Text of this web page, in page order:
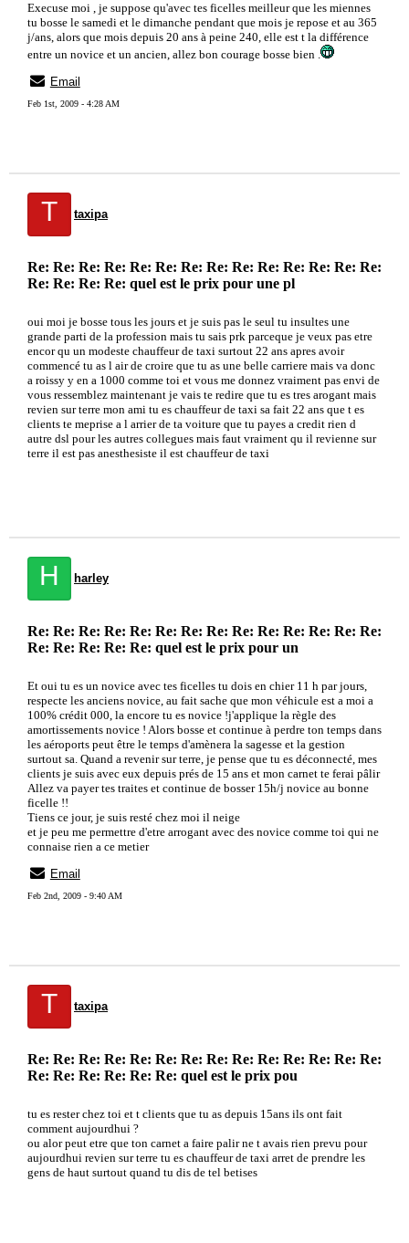
Execuse moi , je suppose qu'avec tes ficelles meilleur que les miennes
tu bosse le samedi et le dimanche pendant que mois je repose et au 365
j/ans, alors que mois depuis 20 ans à peine 240, elle est t la différence
entre un novice et un ancien, allez bon courage bosse bien .
Email
Feb 1st, 2009 - 4:28 AM
T taxipa
Re: Re: Re: Re: Re: Re: Re: Re: Re: Re: Re: Re: Re: Re:
Re: Re: Re: Re: quel est le prix pour une pl
oui moi je bosse tous les jours et je suis pas le seul tu insultes une
grande parti de la profession mais tu sais prk parceque je veux pas etre
encor qu un modeste chauffeur de taxi surtout 22 ans apres avoir
commencé tu as l air de croire que tu as une belle carriere mais va donc
a roissy y en a 1000 comme toi et vous me donnez vraiment pas envi de
vous ressemblez maintenant je vais te redire que tu es tres arogant mais
revien sur terre mon ami tu es chauffeur de taxi sa fait 22 ans que t es
clients te meprise a l arrier de ta voiture que tu payes a credit rien d
autre dsl pour les autres collegues mais faut vraiment qu il revienne sur
terre il est pas anesthesiste il est chauffeur de taxi
H harley
Re: Re: Re: Re: Re: Re: Re: Re: Re: Re: Re: Re: Re: Re:
Re: Re: Re: Re: Re: quel est le prix pour un
Et oui tu es un novice avec tes ficelles tu dois en chier 11 h par jours,
respecte les anciens novice, au fait sache que mon véhicule est a moi a
100% crédit 000, la encore tu es novice !j'applique la règle des
amortissements novice ! Alors bosse et continue à perdre ton temps dans
les aéroports peut être le temps d'amènera la sagesse et la gestion
surtout sa. Quand a revenir sur terre, je pense que tu es déconnecté, mes
clients je suis avec eux depuis prés de 15 ans et mon carnet te ferai pâlir
Allez va payer tes traites et continue de bosser 15h/j novice au bonne
ficelle !!
Tiens ce jour, je suis resté chez moi il neige
et je peu me permettre d'etre arrogant avec des novice comme toi qui ne
connaise rien a ce metier
Email
Feb 2nd, 2009 - 9:40 AM
T taxipa
Re: Re: Re: Re: Re: Re: Re: Re: Re: Re: Re: Re: Re: Re:
Re: Re: Re: Re: Re: Re: quel est le prix pou
tu es rester chez toi et t clients que tu as depuis 15ans ils ont fait
comment aujourdhui ?
ou alor peut etre que ton carnet a faire palir ne t avais rien prevu pour
aujourdhui revien sur terre tu es chauffeur de taxi arret de prendre les
gens de haut surtout quand tu dis de tel betises